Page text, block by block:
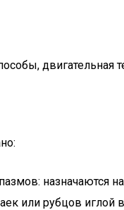
двигательная
назначаются
или рубцов иглой